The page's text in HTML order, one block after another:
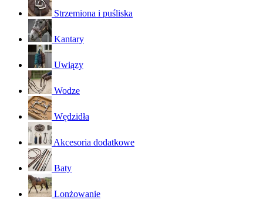
Strzemiona i puśliska
Kantary
Uwiązy
Wodze
Wędzidła
Akcesoria dodatkowe
Baty
Lonżowanie